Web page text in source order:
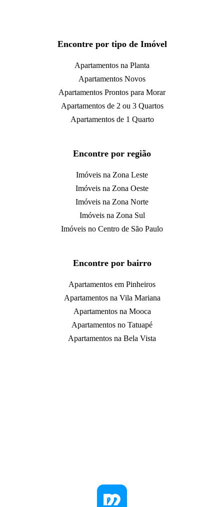
Encontre por tipo de Imóvel
Apartamentos na Planta
Apartamentos Novos
Apartamentos Prontos para Morar
Apartamentos de 2 ou 3 Quartos
Apartamentos de 1 Quarto
Encontre por região
Imóveis na Zona Leste
Imóveis na Zona Oeste
Imóveis na Zona Norte
Imóveis na Zona Sul
Imóveis no Centro de São Paulo
Encontre por bairro
Apartamentos em Pinheiros
Apartamentos na Vila Mariana
Apartamentos na Mooca
Apartamentos no Tatuapé
Apartamentos na Bela Vista